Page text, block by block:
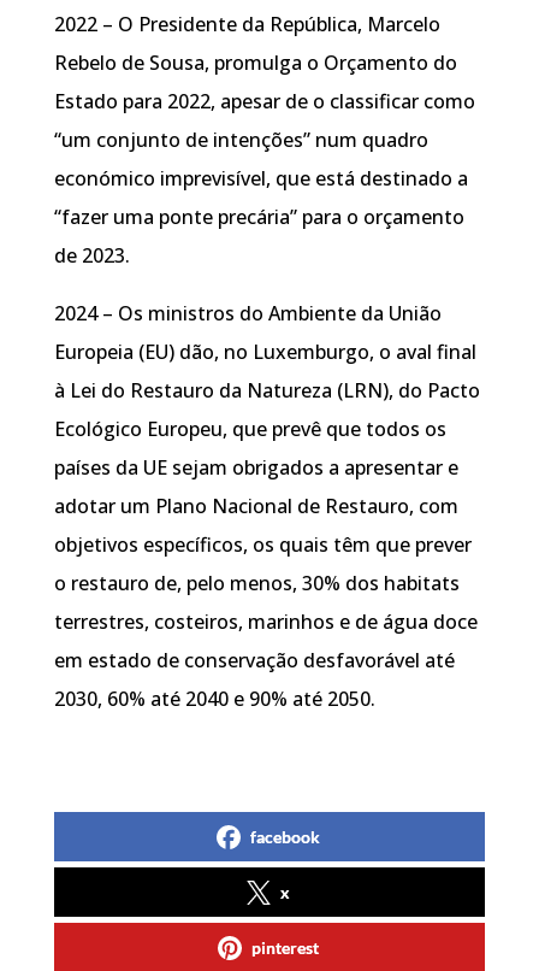
2022 – O Presidente da República, Marcelo
Rebelo de Sousa, promulga o Orçamento do
Estado para 2022, apesar de o classificar como
“um conjunto de intenções” num quadro
económico imprevisível, que está destinado a
“fazer uma ponte precária” para o orçamento
de 2023.
2024 – Os ministros do Ambiente da União
Europeia (EU) dão, no Luxemburgo, o aval final
à Lei do Restauro da Natureza (LRN), do Pacto
Ecológico Europeu, que prevê que todos os
países da UE sejam obrigados a apresentar e
adotar um Plano Nacional de Restauro, com
objetivos específicos, os quais têm que prever
o restauro de, pelo menos, 30% dos habitats
terrestres, costeiros, marinhos e de água doce
em estado de conservação desfavorável até
2030, 60% até 2040 e 90% até 2050.
facebook
x
pinterest